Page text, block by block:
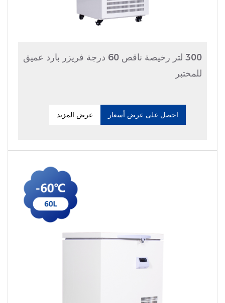
300 لتر رخيصة ناقص 60 درجة فريزر بارد عميق
للمختبر
احصل على عرض أسعار عرض المزيد